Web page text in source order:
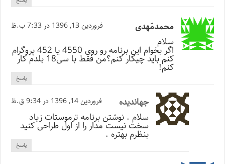
محمدمَهدی فروردین 13, 1396 در 7:33 ب.ظ
سلام
اگر بخوام این برنامه رو روی 4550 یا 452 پروگرام
کنم باید چیکار کنم؟من فقط با سی18 بلدم کار
کنم!
پاسخ
جهاندیده فروردین 14, 1396 در 9:34 ق.ظ
سلام . نوشتن برنامه ترموستات زیاد
سخت نیست مدار را از اول طراحی کنید
بنظرم بهتره .
پاسخ